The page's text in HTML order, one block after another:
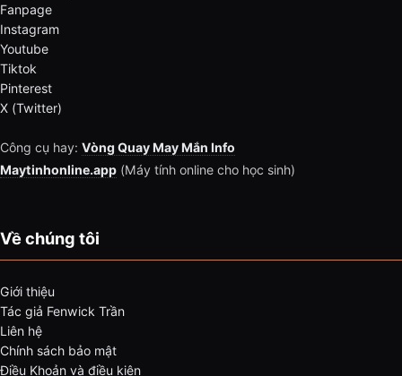
Fanpage
Instagram
Youtube
Tiktok
Pinterest
X (Twitter)
Công cụ hay: Vòng Quay May Mắn Info
Maytinhonline.app (Máy tính online cho học sinh)
Về chúng tôi
Giới thiệu
Tác giả Fenwick Trần
Liên hệ
Chính sách bảo mật
Điều Khoản và điều kiện